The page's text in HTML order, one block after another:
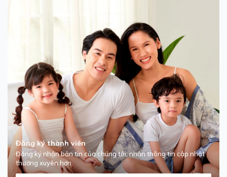
Đăng ký thành viên
Đăng ký nhận bản tin của chúng tôi, nhận thông tin cập nhật
thường xuyên hơn.